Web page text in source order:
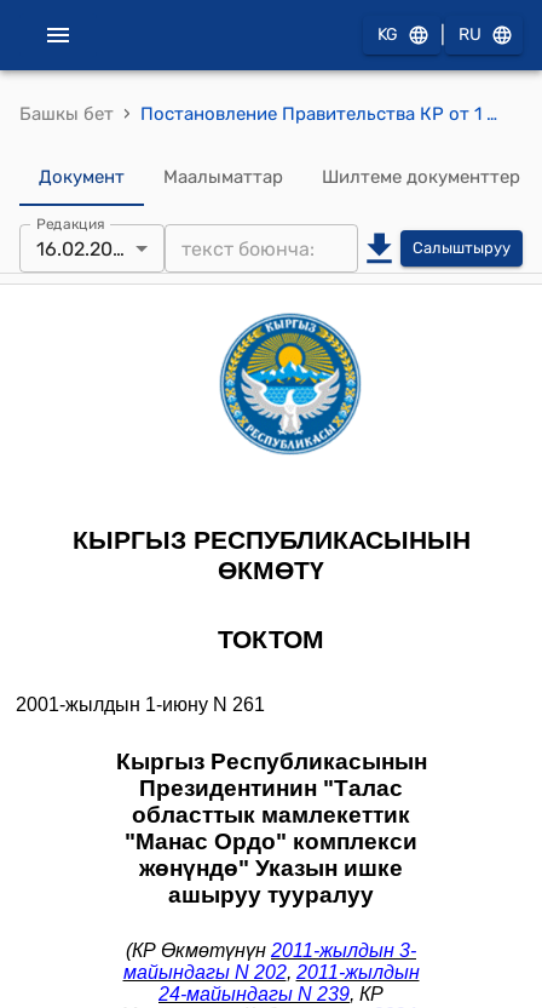
KG RU
Башкы бет › Постановление Правительства КР от 1 июня 2001 года №261 " О реализации Указа Президента Кыргызской Республики "О Таласском областном государственном комплексе "Манас Ордо"
Документ Маалыматтар Шилтеме документтер
Редакция
16.02.2024 Салыштыруу